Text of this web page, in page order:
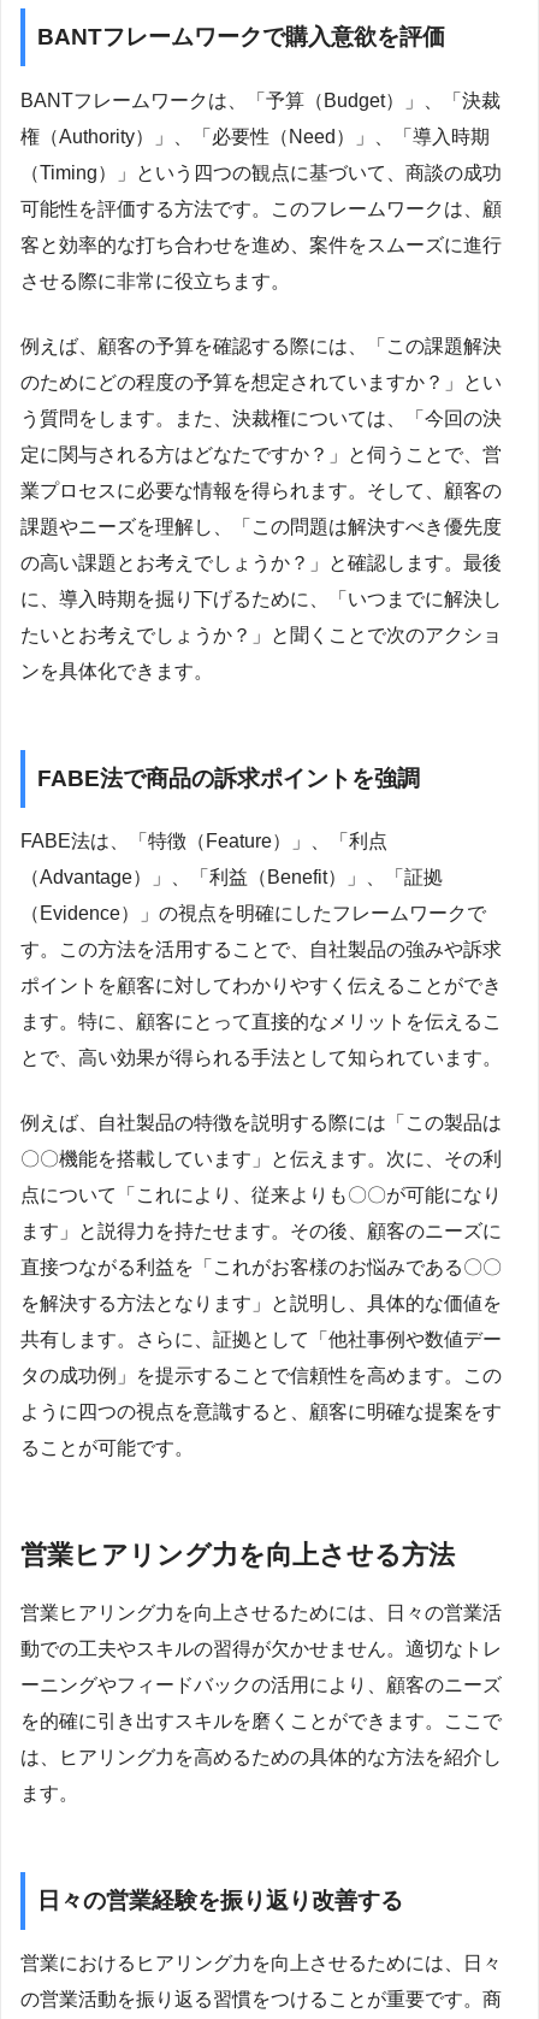
BANTフレームワークで購入意欲を評価
BANTフレームワークは、「予算（Budget）」、「決裁
権（Authority）」、「必要性（Need）」、「導入時期
（Timing）」という四つの観点に基づいて、商談の成功
可能性を評価する方法です。このフレームワークは、顧
客と効率的な打ち合わせを進め、案件をスムーズに進行
させる際に非常に役立ちます。
例えば、顧客の予算を確認する際には、「この課題解決
のためにどの程度の予算を想定されていますか？」とい
う質問をします。また、決裁権については、「今回の決
定に関与される方はどなたですか？」と伺うことで、営
業プロセスに必要な情報を得られます。そして、顧客の
課題やニーズを理解し、「この問題は解決すべき優先度
の高い課題とお考えでしょうか？」と確認します。最後
に、導入時期を掘り下げるために、「いつまでに解決し
たいとお考えでしょうか？」と聞くことで次のアクショ
ンを具体化できます。
FABE法で商品の訴求ポイントを強調
FABE法は、「特徴（Feature）」、「利点
（Advantage）」、「利益（Benefit）」、「証拠
（Evidence）」の視点を明確にしたフレームワークで
す。この方法を活用することで、自社製品の強みや訴求
ポイントを顧客に対してわかりやすく伝えることができ
ます。特に、顧客にとって直接的なメリットを伝えるこ
とで、高い効果が得られる手法として知られています。
例えば、自社製品の特徴を説明する際には「この製品は
〇〇機能を搭載しています」と伝えます。次に、その利
点について「これにより、従来よりも〇〇が可能になり
ます」と説得力を持たせます。その後、顧客のニーズに
直接つながる利益を「これがお客様のお悩みである〇〇
を解決する方法となります」と説明し、具体的な価値を
共有します。さらに、証拠として「他社事例や数値デー
タの成功例」を提示することで信頼性を高めます。この
ように四つの視点を意識すると、顧客に明確な提案をす
ることが可能です。
営業ヒアリング力を向上させる方法
営業ヒアリング力を向上させるためには、日々の営業活
動での工夫やスキルの習得が欠かせません。適切なトレ
ーニングやフィードバックの活用により、顧客のニーズ
を的確に引き出すスキルを磨くことができます。ここで
は、ヒアリング力を高めるための具体的な方法を紹介し
ます。
日々の営業経験を振り返り改善する
営業におけるヒアリング力を向上させるためには、日々
の営業活動を振り返る習慣をつけることが重要です。商